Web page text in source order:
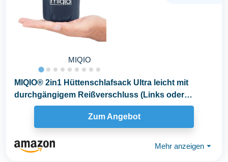
MIQIO
MIQIO® 2in1 Hüttenschlafsack Ultra leicht mit
durchgängigem Reißverschluss (Links oder
rechts...
Zum Angebot
Mehr anzeigen ⏷